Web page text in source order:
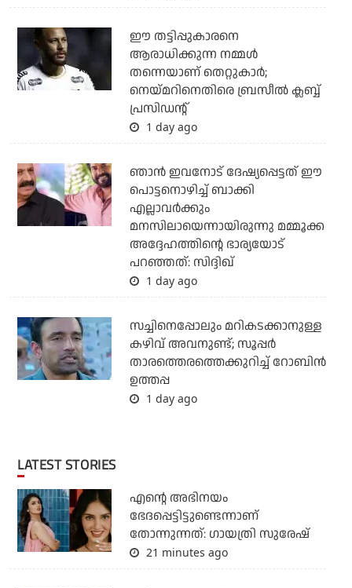
ഈ തട്ടിപ്പുകാരനെ
ആരാധിക്കുന്ന നമ്മള്‍
തന്നെയാണ് തെറ്റുകാര്‍;
നെയ്മറിനെതിരെ ബ്രസീല്‍ ക്ലബ്ബ്
പ്രസിഡന്റ്
1 day ago
ഞാന്‍ ഇവനോട് ദേഷ്യപ്പെട്ടത് ഈ
പൊട്ടനൊഴിച്ച് ബാക്കി
എല്ലാവര്‍ക്കും
മനസിലായെന്നായിരുന്നു മമ്മൂക്ക
അദ്ദേഹത്തിന്റെ ഭാര്യയോട്
പറഞ്ഞത്: സിദ്ദിഖ്
1 day ago
സച്ചിനെപ്പോലും മറികടക്കാനുള്ള
കഴിവ് അവനുണ്ട്; സൂപ്പര്‍
താരത്തെരത്തെക്കുറിച്ച് റോബിന്‍
ഉത്തപ്പ
1 day ago
LATEST STORIES
എന്റെ അഭിനയം
ഭേദപ്പെട്ടിട്ടുണ്ടെന്നാണ്
തോന്നുന്നത്: ഗായത്രി സുരേഷ്
21 minutes ago